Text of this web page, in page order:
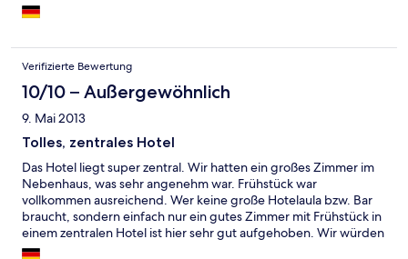
Verifizierte Bewertung
10/10 – Außergewöhnlich
9. Mai 2013
Tolles, zentrales Hotel
Das Hotel liegt super zentral. Wir hatten ein großes Zimmer im
Nebenhaus, was sehr angenehm war. Frühstück war
vollkommen ausreichend. Wer keine große Hotelaula bzw. Bar
braucht, sondern einfach nur ein gutes Zimmer mit Frühstück in
einem zentralen Hotel ist hier sehr gut aufgehoben. Wir würden
es jederzeit wieder buchen.